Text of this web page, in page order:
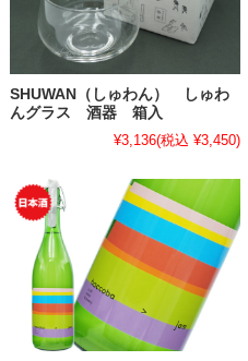
SHUWAN（しゅわん） しゅわ
んグラス 酒器 箱入
¥3,136(税込 ¥3,450)